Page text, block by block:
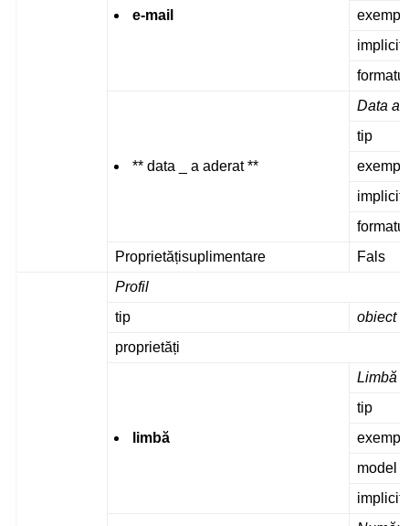
e-mail
implicit
formatul
** data _ a aderat **
Data
tip
implicit
formatul
Proprietățisuplimentare
Fals
Profil
tip
obiect
proprietăți
limbă
Limbă
tip
model
implicit